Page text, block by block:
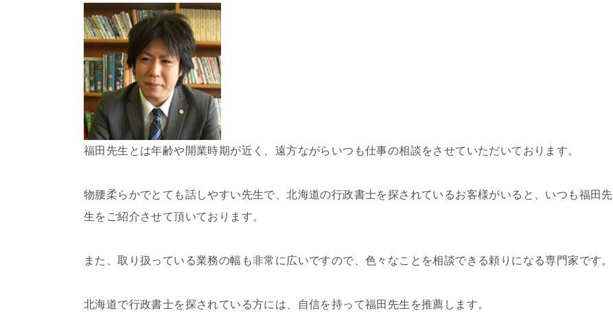
福田先生とは年齢や開業時期が近く、遠方ながらいつも仕事の相談をさせていただいております。
物腰柔らかでとても話しやすい先生で、北海道の行政書士を探されているお客様がいると、いつも福田先
生をご紹介させて頂いております。
また、取り扱っている業務の幅も非常に広いですので、色々なことを相談できる頼りになる専門家です。
北海道で行政書士を探されている方には、自信を持って福田先生を推薦します。